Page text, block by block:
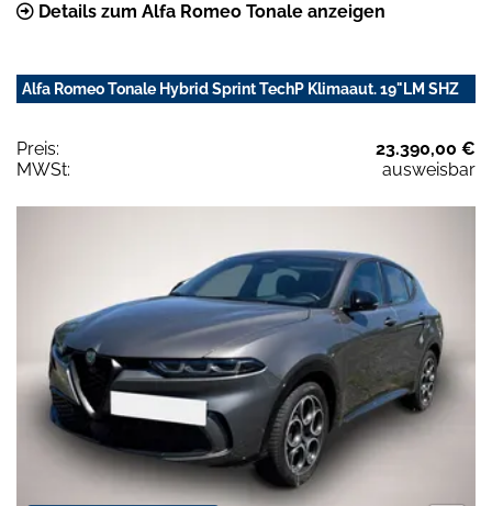
Details zum Alfa Romeo Tonale anzeigen
Alfa Romeo Tonale Hybrid Sprint TechP Klimaaut. 19"LM SHZ
Preis:
23.390,00 €
MWSt:
ausweisbar